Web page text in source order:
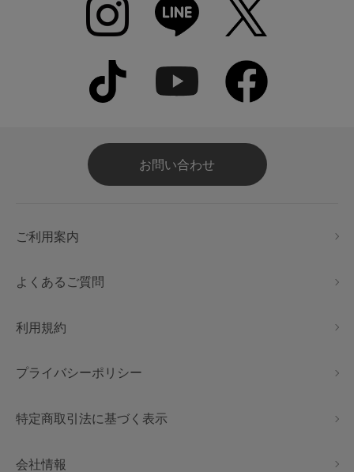
お問い合わせ
ご利用案内
よくあるご質問
利用規約
プライバシーポリシー
特定商取引法に基づく表示
会社情報